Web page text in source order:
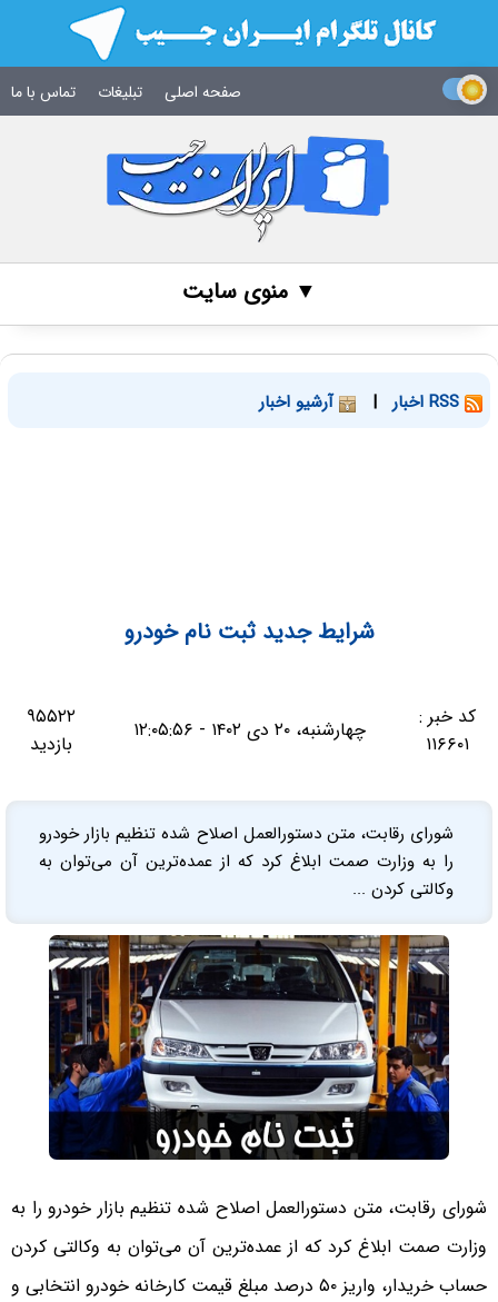
صفحه اصلی تبلیغات تماس با ما
▼ منوی سایت
| آرشیو اخبار
شرایط جدید ثبت نام خودرو
کد خبر :
۱۱۶۶۰۱
چهارشنبه، ۲۰ دی ۱۴۰۲ - ۱۲:۰۵:۵۶
۹۵۵۲۲
بازدید
شورای رقابت، متن دستورالعمل اصلاح شده تنظیم بازار خودرو
را به وزارت صمت ابلاغ کرد که از عمده‌ترین آن می‌توان به
وکالتی کردن ...
شورای رقابت، متن دستورالعمل اصلاح شده تنظیم بازار خودرو را به
وزارت صمت ابلاغ کرد که از عمده‌ترین آن می‌توان به وکالتی کردن
حساب خریدار، واریز ۵۰ درصد مبلغ قیمت کارخانه خودرو انتخابی و